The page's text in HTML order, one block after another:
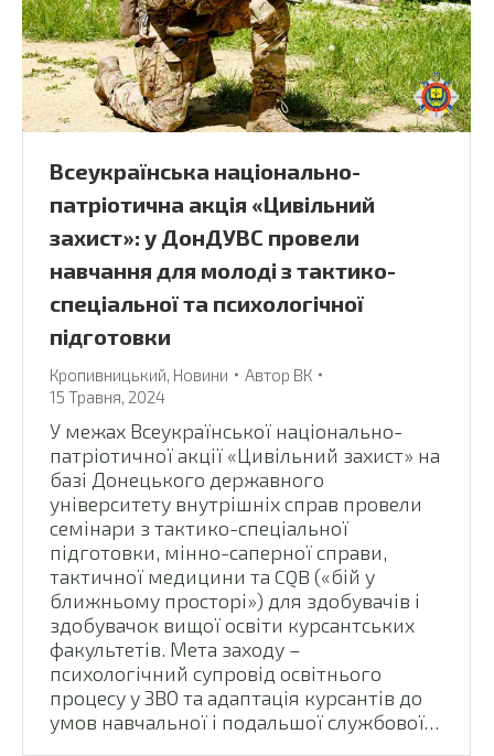
Всеукраїнська національно-
патріотична акція «Цивільний
захист»: у ДонДУВС провели
навчання для молоді з тактико-
спеціальної та психологічної
підготовки
Кропивницький, Новини Автор ВК
15 Травня, 2024
У межах Всеукраїнської національно-
патріотичної акції «Цивільний захист» на
базі Донецького державного
університету внутрішніх справ провели
семінари з тактико-спеціальної
підготовки, мінно-саперної справи,
тактичної медицини та CQB («бій у
ближньому просторі») для здобувачів і
здобувачок вищої освіти курсантських
факультетів. Мета заходу –
психологічний супровід освітнього
процесу у ЗВО та адаптація курсантів до
умов навчальної і подальшої службової…